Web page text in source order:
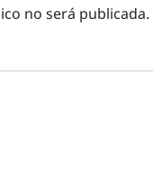
no será publicada.